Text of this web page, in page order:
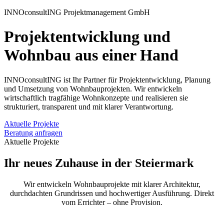
INNOconsultING Projektmanagement GmbH
Projektentwicklung und
Wohnbau aus einer Hand
INNOconsultING ist Ihr Partner für Projektentwicklung, Planung
und Umsetzung von Wohnbauprojekten. Wir entwickeln
wirtschaftlich tragfähige Wohnkonzepte und realisieren sie
strukturiert, transparent und mit klarer Verantwortung.
Aktuelle Projekte
Beratung anfragen
Aktuelle Projekte
Ihr neues Zuhause in der Steiermark
Wir entwickeln Wohnbauprojekte mit klarer Architektur,
durchdachten Grundrissen und hochwertiger Ausführung. Direkt
vom Errichter – ohne Provision.